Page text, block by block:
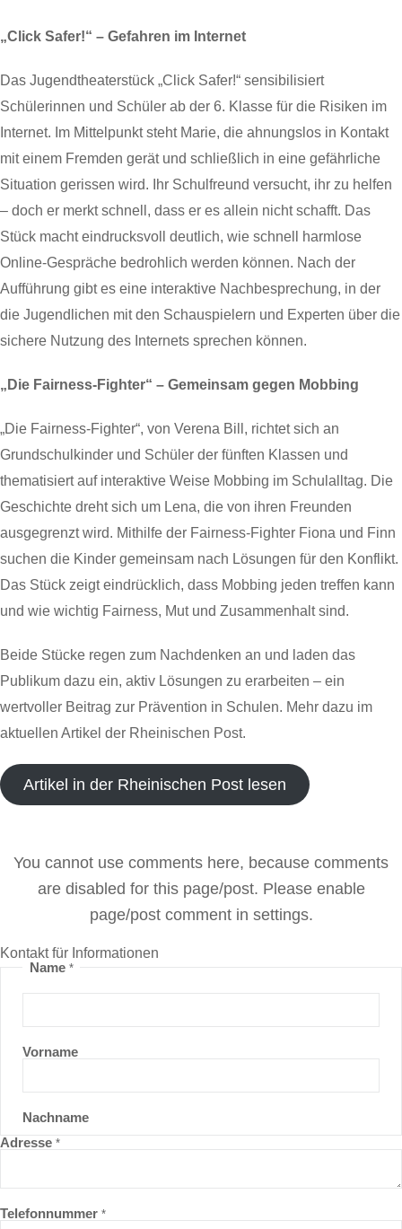
„Click Safer!“ – Gefahren im Internet
Das Jugendtheaterstück „Click Safer!“ sensibilisiert
Schülerinnen und Schüler ab der 6. Klasse für die Risiken im
Internet. Im Mittelpunkt steht Marie, die ahnungslos in Kontakt
mit einem Fremden gerät und schließlich in eine gefährliche
Situation gerissen wird. Ihr Schulfreund versucht, ihr zu helfen
– doch er merkt schnell, dass er es allein nicht schafft. Das
Stück macht eindrucksvoll deutlich, wie schnell harmlose
Online-Gespräche bedrohlich werden können. Nach der
Aufführung gibt es eine interaktive Nachbesprechung, in der
die Jugendlichen mit den Schauspielern und Experten über die
sichere Nutzung des Internets sprechen können.
„Die Fairness-Fighter“ – Gemeinsam gegen Mobbing
„Die Fairness-Fighter“, von Verena Bill, richtet sich an
Grundschulkinder und Schüler der fünften Klassen und
thematisiert auf interaktive Weise Mobbing im Schulalltag. Die
Geschichte dreht sich um Lena, die von ihren Freunden
ausgegrenzt wird. Mithilfe der Fairness-Fighter Fiona und Finn
suchen die Kinder gemeinsam nach Lösungen für den Konflikt.
Das Stück zeigt eindrücklich, dass Mobbing jeden treffen kann
und wie wichtig Fairness, Mut und Zusammenhalt sind.
Beide Stücke regen zum Nachdenken an und laden das
Publikum dazu ein, aktiv Lösungen zu erarbeiten – ein
wertvoller Beitrag zur Prävention in Schulen. Mehr dazu im
aktuellen Artikel der Rheinischen Post.
Artikel in der Rheinischen Post lesen
You cannot use comments here, because comments
are disabled for this page/post. Please enable
page/post comment in settings.
Kontakt für Informationen
Name *
Vorname
Nachname
Adresse *
Telefonnummer *